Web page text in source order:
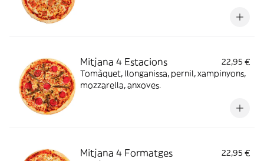
Mitjana 4 Estacions
22,95 €
Tomàquet, llonganissa, pernil, xampinyons,
mozzarella, anxoves.
Mitjana 4 Formatges
22,95 €